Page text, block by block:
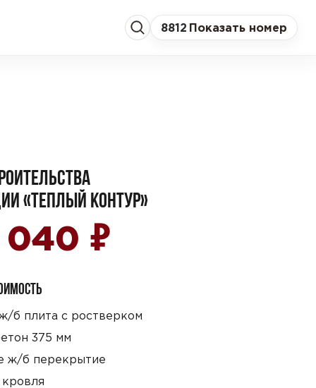
8812 Показать номер
«ТЕПЛЫЙ КОНТУР»
040 ₽
б плита с ростверком
375 мм
ж/б перекрытие